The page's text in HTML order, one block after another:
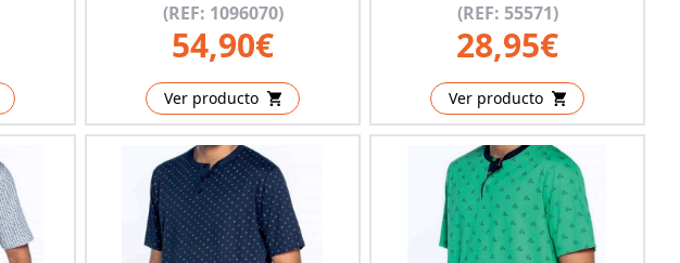
(REF: 1096070)
54,90€
Ver producto
(REF: 55571)
28,95€
Ver producto